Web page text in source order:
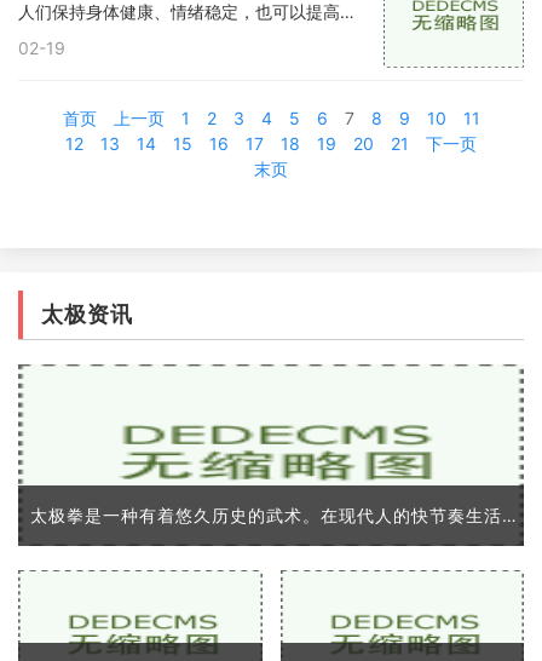
人们保持身体健康、情绪稳定，也可以提高人
们的气质和文化品位。想要学习太极拳，就需
02-19
首页 上一页 1 2 3 4 5 6 7 8 9 10
11
12
13 14 15 16 17 18 19 20 21
下一页
末页
太极资讯
太极拳是一种有着悠久历史的武术。在现代人的快节奏生活中，练习太极拳不仅可以达到锻炼身体，保持健康的作用，还可以舒缓心情、提高内在修养。要想练好太极拳，需要掌握以下